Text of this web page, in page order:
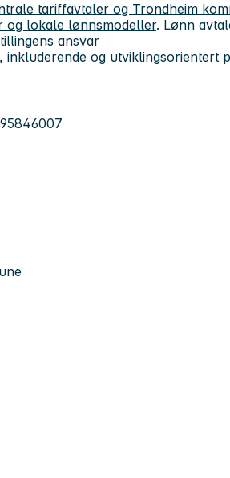
tariffavtaler og Trondheim
og lokale lønnsmodeller. Lønn
ansvar
inkluderende og utviklingsorientert